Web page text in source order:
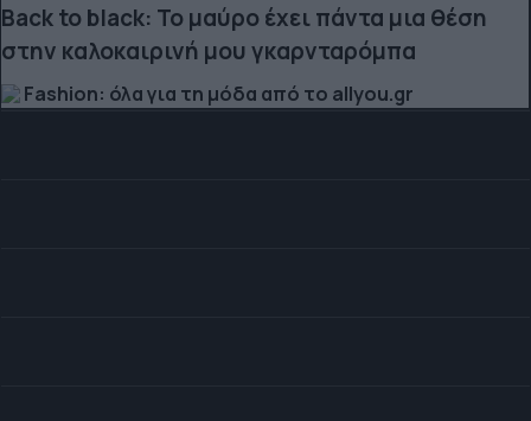
Back to black: Το μαύρο έχει πάντα μια θέση
στην καλοκαιρινή μου γκαρνταρόμπα
Fashion: όλα για τη μόδα από το allyou.gr